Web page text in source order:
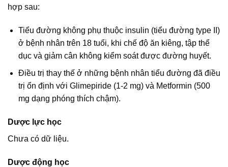
hợp sau:
Tiểu đường không phụ thuộc insulin (tiểu đường type II)
ở bệnh nhân trên 18 tuổi, khi chế độ ăn kiêng, tập thể
dục và giảm cân không kiểm soát được đường huyết.
Điều trị thay thế ở những bệnh nhân tiểu đường đã điều
trị ổn định với Glimepiride (1-2 mg) và Metformin (500
mg dạng phóng thích chậm).
Dược lực học
Chưa có dữ liệu.
Dược động học